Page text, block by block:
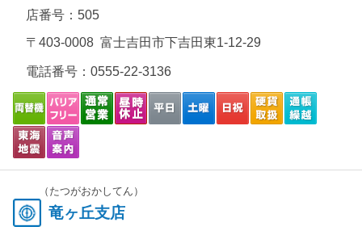
店番号：505
〒403-0008 富士吉田市下吉田東1-12-29
電話番号： 0555-22-3136
（たつがおかしてん）
竜ヶ丘支店